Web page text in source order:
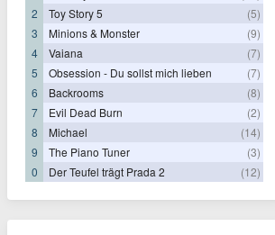
2
Toy Story 5
(5)
3
Minions & Monster
(9)
4
Vaiana
(7)
5
Obsession - Du sollst mich lieben
(7)
6
Backrooms
(8)
7
Evil Dead Burn
(2)
8
Michael
(14)
9
The Piano Tuner
(3)
0
Der Teufel trägt Prada 2 (12)